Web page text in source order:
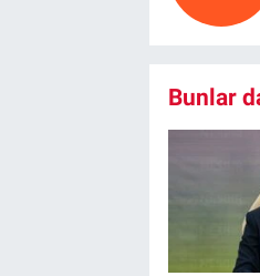
Bunlar